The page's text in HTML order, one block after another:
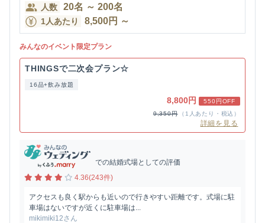
人数 20名 ～ 200名
1人あたり 8,500円 ～
みんなのイベント限定プラン
THINGSで二次会プラン☆
16品+飲み放題
8,800円
550円OFF
9,350円
（1人あたり・税込）
詳細を見る
での結婚式場としての評価
4.36(243件)
アクセスも良く駅からも近いので行きやすい距離です。式場に駐
車場はないですが近くに駐車場は...
mikimiki12さん